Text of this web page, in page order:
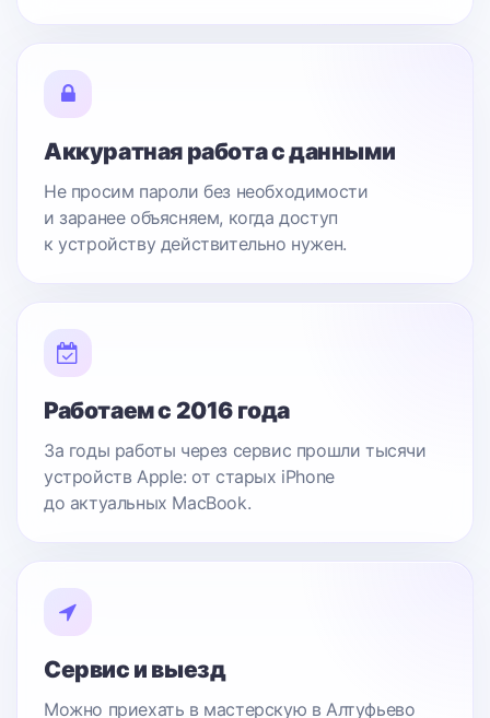
Аккуратная работа с данными
Не просим пароли без необходимости
и заранее объясняем, когда доступ
к устройству действительно нужен.
Работаем с 2016 года
За годы работы через сервис прошли тысячи
устройств Apple: от старых iPhone
до актуальных MacBook.
Сервис и выезд
Можно приехать в мастерскую в Алтуфьево